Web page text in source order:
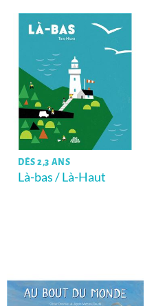
DÈS 2,3 ANS
Là-bas / Là-Haut